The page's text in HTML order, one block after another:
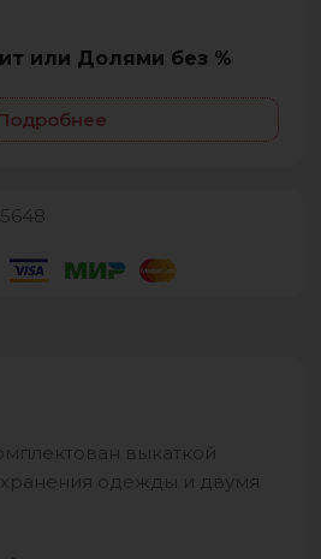
или Долями без %
выкаткой
одежды и двумя